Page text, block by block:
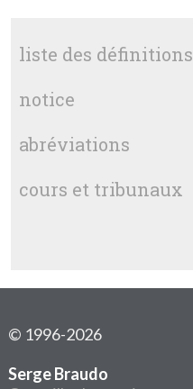
liste des définitions
notice
abréviations
cours et tribunaux
© 1996-2026
Serge Braudo